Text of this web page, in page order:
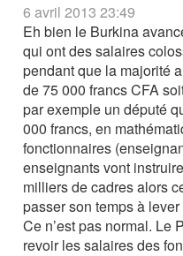
6 avril 2013 23:49
Eh bien le Burkina
qui ont des salaires
pendant que la majorité
de 75 000 francs CFA
par exemple un député
000 francs, en
fonctionnaires
enseignants vont
milliers de cadres alors
passer son temps à
Ce n’est pas normal. Le
revoir les salaires des